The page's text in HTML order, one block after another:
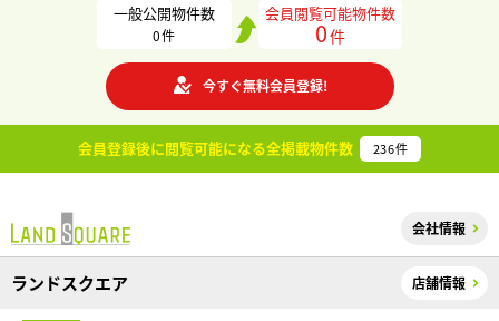
一般公開物件数
0件
会員閲覧可能物件数
0件
今すぐ無料会員登録!
会員登録後に閲覧可能になる全掲載物件数 236件
会社情報
ランドスクエア 店舗情報